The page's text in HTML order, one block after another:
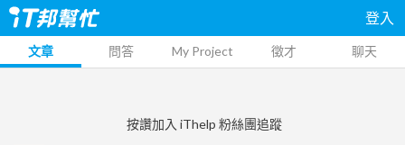
登入
文章 問答 My Project 徵才 聊天
按讚加入 iThelp 粉絲團追蹤